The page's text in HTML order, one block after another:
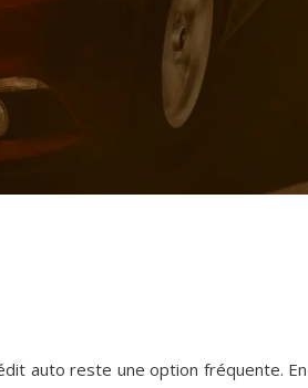
auto reste une option fréquente.